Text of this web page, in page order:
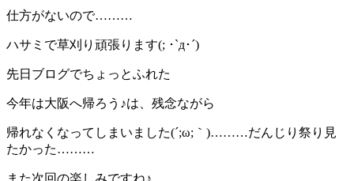
仕方がないので………
ハサミで草刈り頑張ります(; ･`д･´)
先日ブログでちょっとふれた
今年は大阪へ帰ろう♪は、残念ながら
帰れなくなってしまいました(´;ω;｀)………だんじり祭り見
たかった………